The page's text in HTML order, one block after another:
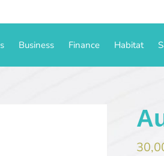
Business Finance Habitat